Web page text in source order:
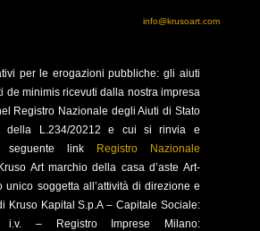
info@krusoart.com
per le erogazioni pubbliche: gli aiuti
de minimis ricevuti dalla nostra impresa
Registro Nazionale degli Aiuti di Stato
della L.234/20212 e cui si rinvia e
seguente link Registro Nazionale
Art marchio della casa d’aste Art-
unico soggetta all’attività di direzione e
Kruso Kapital S.p.A – Capitale Sociale:
i.v. – Registro Imprese Milano: